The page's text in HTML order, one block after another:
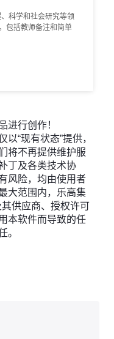
科学和社会研究等领
包括教师备注和简单
进行创作！
“现有状态”提供，
将不再提供维护服
丁及各类技术协
风险，均由使用者
大范围内，乐高集
供应商、授权许可
本软件而导致的任
。